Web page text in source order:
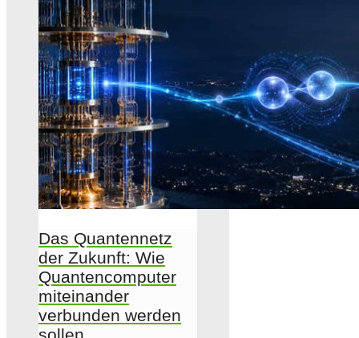
Das Quantennetz
der Zukunft: Wie
Quantencomputer
miteinander
verbunden werden
sollen